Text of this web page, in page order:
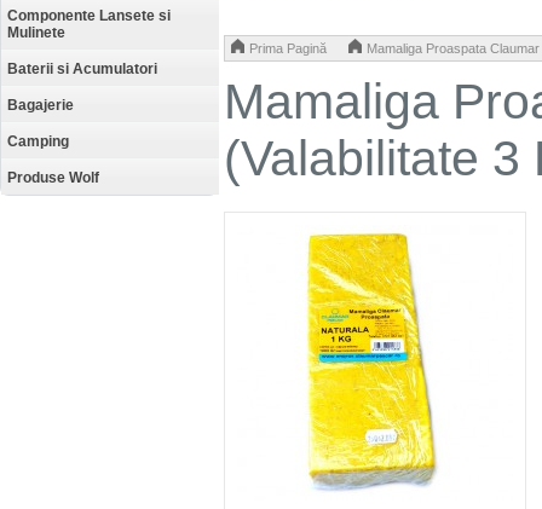
Componente Lansete si
Mulinete
Baterii si Acumulatori
Bagajerie
Camping
Produse Wolf
Prima Pagină Mamaliga Proaspata
Mamaliga
(Valabilitate